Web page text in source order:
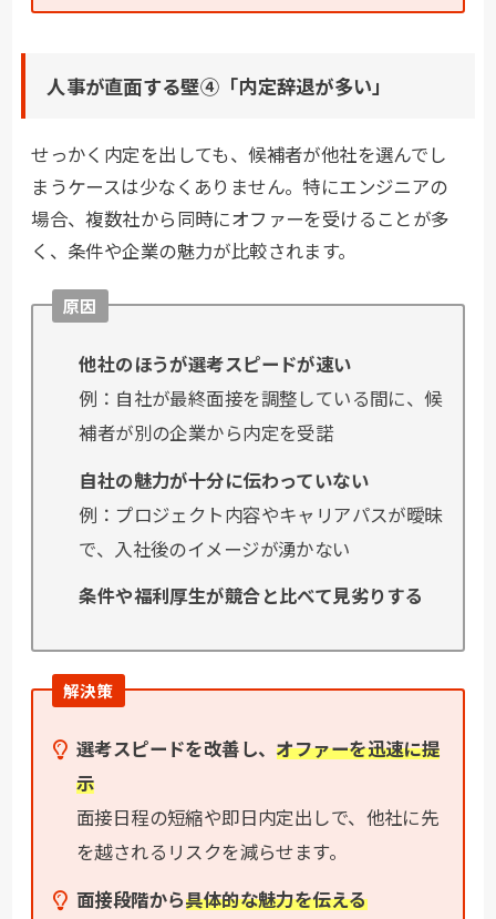
人事が直面する壁④「内定辞退が多い」
せっかく内定を出しても、候補者が他社を選んでし
まうケースは少なくありません。特にエンジニアの
場合、複数社から同時にオファーを受けることが多
く、条件や企業の魅力が比較されます。
原因
他社のほうが選考スピードが速い
例：自社が最終面接を調整している間に、候
補者が別の企業から内定を受諾
自社の魅力が十分に伝わっていない
例：プロジェクト内容やキャリアパスが曖昧
で、入社後のイメージが湧かない
条件や福利厚生が競合と比べて見劣りする
解決策
選考スピードを改善し、 オファーを迅速に提
示
面接日程の短縮や即日内定出しで、他社に先
を越されるリスクを減らせます。
面接段階から具体的な魅力を伝える